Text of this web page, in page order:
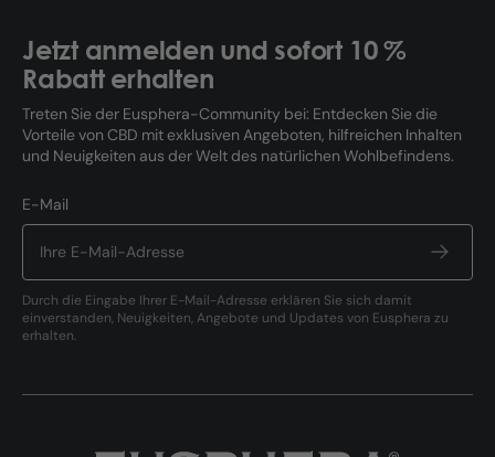
Jetzt anmelden und sofort 10 %
Rabatt erhalten
Treten Sie der Eusphera-Community bei: Entdecken Sie die
Vorteile von CBD mit exklusiven Angeboten, hilfreichen Inhalten
und Neuigkeiten aus der Welt des natürlichen Wohlbefindens.
E-Mail
Durch die Eingabe Ihrer E-Mail-Adresse erklären Sie sich damit
einverstanden, Neuigkeiten, Angebote und Updates von Eusphera zu
erhalten.